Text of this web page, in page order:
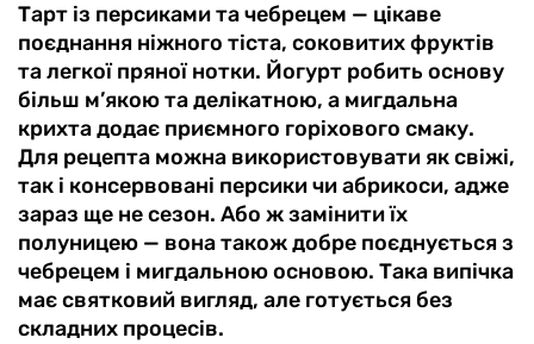
Тарт із персиками та чебрецем — цікаве
поєднання ніжного тіста, соковитих фруктів
та легкої пряної нотки. Йогурт робить основу
більш м’якою та делікатною, а мигдальна
крихта додає приємного горіхового смаку.
Для рецепта можна використовувати як свіжі,
так і консервовані персики чи абрикоси, адже
зараз ще не сезон. Або ж замінити їх
полуницею — вона також добре поєднується з
чебрецем і мигдальною основою. Така випічка
має святковий вигляд, але готується без
складних процесів.